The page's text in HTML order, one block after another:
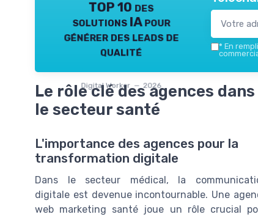
TOP 10 des
solutions IA pour
générer des leads de
qualité
Digital Worker — 2026
* En
Le rôle clé des agences dans
le secteur santé
L'importance des agences pour la
transformation digitale
Dans le secteur médical, la
digitale est devenue incontournable. Une
web marketing santé joue un rôle crucial